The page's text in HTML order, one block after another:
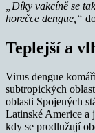
„Díky vakcíně se
horečce dengue,“
Teplejší a
Virus dengue
subtropických
oblasti Spojených
Latinské Americe a
kdy se prodlužují